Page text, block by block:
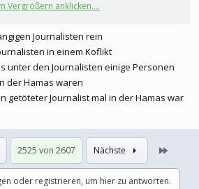
Krieg Russlands gegen die Ukraine
dass sich die Angaben nicht
- beim Nahostkonflikt gibt man einfach
Vergrößern anklicken....
Journalisten rein
in einem Koflikt
unter den Journalisten einige Personen
der Hamas waren
getöteter Journalist mal in der Hamas war
2525 von 2607 Nächste
oder registrieren, um hier zu antworten.